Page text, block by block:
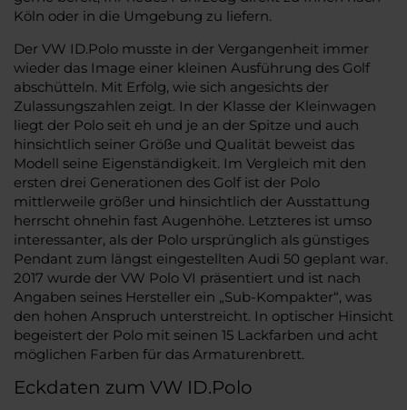
Köln oder in die Umgebung zu liefern.
Der VW ID.Polo musste in der Vergangenheit immer
wieder das Image einer kleinen Ausführung des Golf
abschütteln. Mit Erfolg, wie sich angesichts der
Zulassungszahlen zeigt. In der Klasse der Kleinwagen
liegt der Polo seit eh und je an der Spitze und auch
hinsichtlich seiner Größe und Qualität beweist das
Modell seine Eigenständigkeit. Im Vergleich mit den
ersten drei Generationen des Golf ist der Polo
mittlerweile größer und hinsichtlich der Ausstattung
herrscht ohnehin fast Augenhöhe. Letzteres ist umso
interessanter, als der Polo ursprünglich als günstiges
Pendant zum längst eingestellten Audi 50 geplant war.
2017 wurde der VW Polo VI präsentiert und ist nach
Angaben seines Hersteller ein „Sub-Kompakter“, was
den hohen Anspruch unterstreicht. In optischer Hinsicht
begeistert der Polo mit seinen 15 Lackfarben und acht
möglichen Farben für das Armaturenbrett.
Eckdaten zum VW ID.Polo